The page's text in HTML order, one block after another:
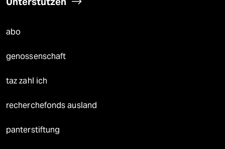
abo
genossenschaft
taz zahl ich
recherchefonds ausland
panterstiftung